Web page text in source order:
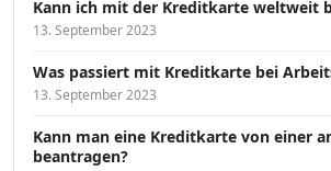
Kann ich mit der Kreditkarte weltweit
13. September 2023
Was passiert mit Kreditkarte bei
13. September 2023
Kann man eine Kreditkarte von einer
beantragen?